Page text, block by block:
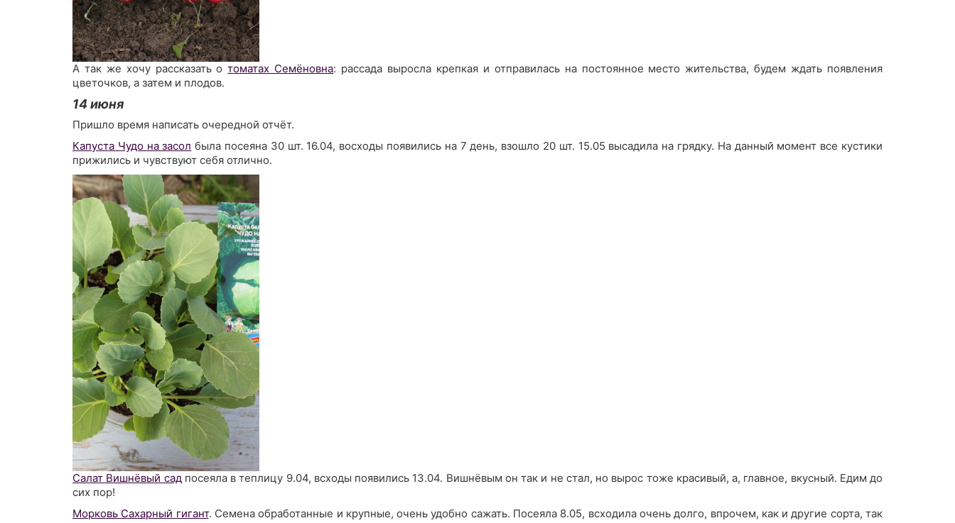
А так же хочу рассказать отоматах Семёновна: рассада выросла крепкая и отправилась на постоянное место жительства, будем ждать появления
цветочков, а затем и плодов.
14 июня
Пришло время написать очередной отчёт.
Капуста Чудо на засол была посеяна 30 шт. 16.04, восходы появились на 7 день, взошло 20 шт. 15.05 высадила на грядку. На данный момент все кустики
прижились и чувствуют себя отлично.
Салат Вишнёвый садпосеяла в теплицу 9.04, всходы появились 13.04. Вишнёвым он так и не стал, но вырос тоже красивый, а, главное, вкусный. Едим до
сих пор!
Морковь Сахарный гигант. Семена обработанные и крупные, очень удобно сажать. Посеяла 8.05, всходила очень долго, впрочем, как и другие сорта, так